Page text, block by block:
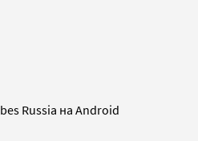
Russia на Android